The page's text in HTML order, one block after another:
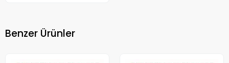
Benzer Ürünler